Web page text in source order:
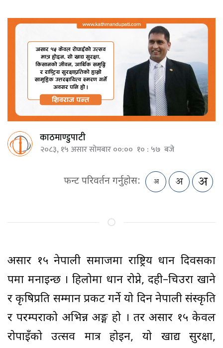
काठमाण्डुपाटी
२०८३, १५ असार सोमबार ००:०० १० : ५७ बजे
फन्ट परिवर्तन गर्नुहोस:
असार १५ नेपाली समाजमा राष्ट्रिय धान दिवसका
रूपमा मनाइन्छ । हिलोमा धान रोप्ने, दही–चिउरा खाने
र कृषिप्रति सम्मान प्रकट गर्ने यो दिन नेपाली संस्कृति
र परम्पराको अभिन्न अङ्ग हो । तर असार १५ केवल
रोपाइँको उत्सव मात्र होइन, यो खाद्य सुरक्षा,